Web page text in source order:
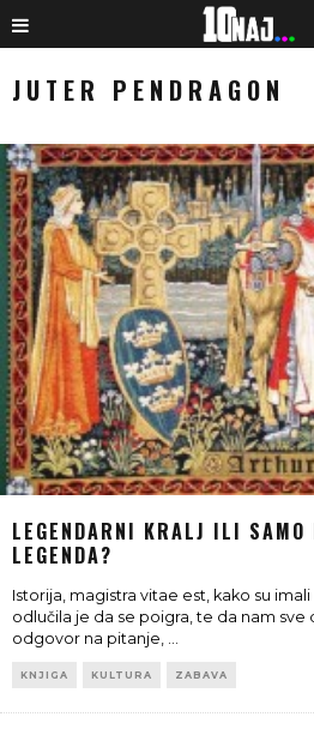
JUTER PENDRAGON
LEGENDARNI KRALJ ILI SAMO
LEGENDA?
Istorija, magistra vitae est, kako su
odlučila je da se poigra, te da nam sve
odgovor na pitanje,
KNJIGA KULTURA ZABAVA